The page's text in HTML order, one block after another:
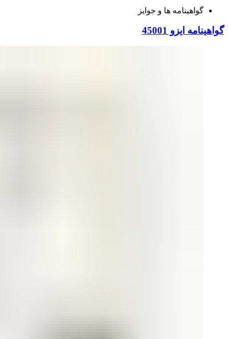
گواهینامه ها و جوایز
گواهینامه ایزو 45001